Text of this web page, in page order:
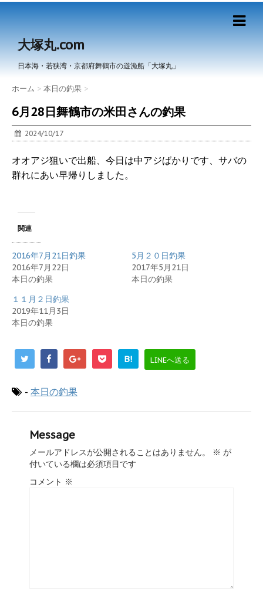
大塚丸.com
日本海・若狭湾・京都府舞鶴市の遊漁船「大塚丸」
ホーム > 本日の釣果 >
6月28日舞鶴市の米田さんの釣果
2024/10/17
オオアジ狙いで出船、今日は中アジばかりです、サバの
群れにあい早帰りしました。
関連
2016年7月21日釣果
2016年7月22日
本日の釣果
5月２０日釣果
2017年5月21日
本日の釣果
１１月２日釣果
2019年11月3日
本日の釣果
B! LINEへ送る
- 本日の釣果
Message
メールアドレスが公開されることはありません。 ※ が
付いている欄は必須項目です
コメント ※